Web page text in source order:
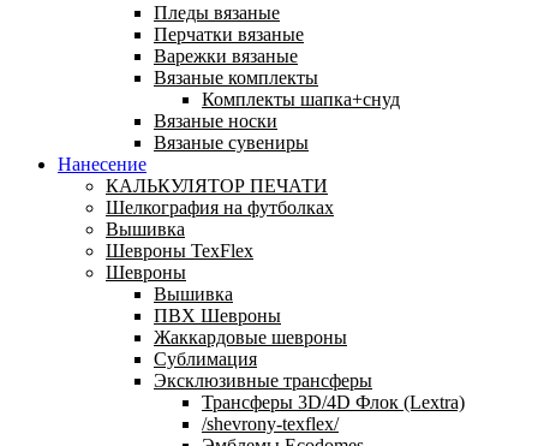
Пледы вязаные
Перчатки вязаные
Варежки вязаные
Вязаные комплекты
Комплекты шапка+снуд
Вязаные носки
Вязаные сувениры
Нанесение
КАЛЬКУЛЯТОР ПЕЧАТИ
Шелкография на футболках
Вышивка
Шевроны TexFlex
Шевроны
Вышивка
ПВХ Шевроны
Жаккардовые шевроны
Сублимация
Эксклюзивные трансферы
Трансферы 3D/4D Флок (Lextra)
/shevrony-texflex/